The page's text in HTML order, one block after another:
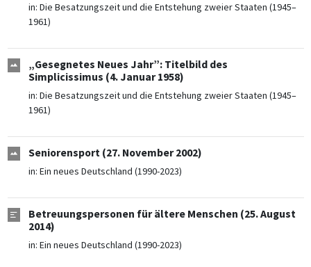
in: Die Besatzungszeit und die Entstehung zweier Staaten (1945–
1961)
„Gesegnetes Neues Jahr”: Titelbild des
Simplicissimus (4. Januar 1958)
in: Die Besatzungszeit und die Entstehung zweier Staaten (1945–
1961)
Seniorensport (27. November 2002)
in: Ein neues Deutschland (1990-2023)
Betreuungspersonen für ältere Menschen (25. August
2014)
in: Ein neues Deutschland (1990-2023)